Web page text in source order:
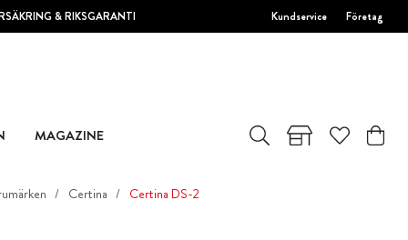
& RIKSGARANTI Kundservice Företag
MAGAZINE
Certina Certina DS-2